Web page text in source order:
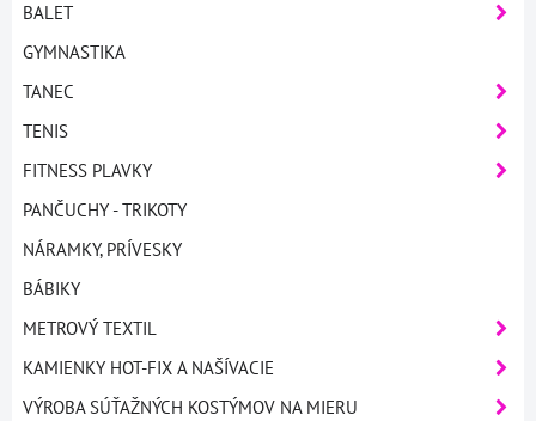
BALET
GYMNASTIKA
TANEC
TENIS
FITNESS PLAVKY
PANČUCHY - TRIKOTY
NÁRAMKY, PRÍVESKY
BÁBIKY
METROVÝ TEXTIL
KAMIENKY HOT-FIX A NAŠÍVACIE
VÝROBA SÚŤAŽNÝCH KOSTÝMOV NA MIERU